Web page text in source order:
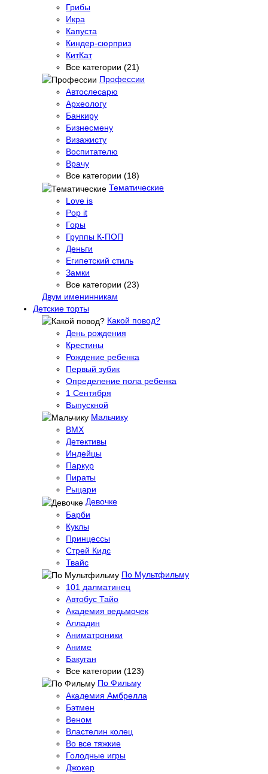
Грибы
Икра
Капуста
Киндер-сюрприз
КитКат
Все категории (21)
Профессии
Автослесарю
Археологу
Банкиру
Бизнесмену
Визажисту
Воспитателю
Врачу
Все категории (18)
Тематические
Love is
Pop it
Горы
Группы К-ПОП
Деньги
Египетский стиль
Замки
Все категории (23)
Двум именинникам
Детские торты
Какой повод?
День рождения
Крестины
Рождение ребенка
Первый зубик
Определение пола ребенка
1 Сентября
Выпускной
Мальчику
BMX
Детективы
Индейцы
Паркур
Пираты
Рыцари
Девочке
Барби
Куклы
Принцессы
Стрей Кидс
Твайс
По Мультфильму
101 далматинец
Автобус Тайо
Академия ведьмочек
Алладин
Аниматроники
Аниме
Бакуган
Все категории (123)
По Фильму
Академия Амбрелла
Бэтмен
Веном
Властелин колец
Во все тяжкие
Голодные игры
Джокер